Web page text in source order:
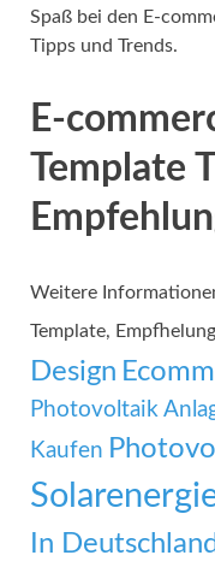
Spaß bei den E-
Tipps und Trends.
E-
Template
Weitere
Template,
Design
Photovoltaik
Kaufen
In Deutschland